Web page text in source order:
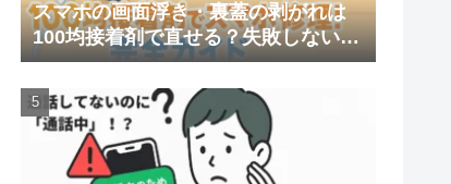
スマホの画面浮き・裏蓋の剥がれは
100均接着剤で直せる？失敗しない判
断と対処法